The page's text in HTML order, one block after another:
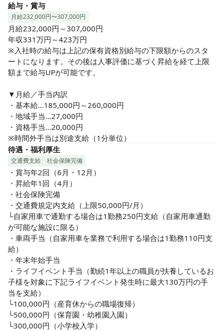
給与・賞与
月給232,000円〜307,000円
月給232,000円～307,000円
年収331万円～423万円
※入社時の給与は上記の保有資格別給与の下限額からのスタ
ートになります。その後は人事評価に基づく昇給を経て上限
額まで給与UPが可能です。
▼月給／手当内訳
・基本給…185,000円～260,000円
・地域手当…27,000円
・資格手当…20,000円
※時間外手当は別途支給（1分単位）
待遇・福利厚生
交通費支給 社会保険完備
・賞与年2回（6月・12月）
・昇給年1回（4月）
・社会保険完備
・交通費規定内支給（上限50,000円/月）
└自家用車で通勤する場合は1勤務250円支給（自家用車通勤
が可能な施設に限る）
・車両手当（自家用車を業務で利用する場合は1勤務110円支
給）
・年末年始手当
・ライフイベント手当（勤続1年以上の職員が扶養しているお
子様を対象に下記ライフイベント発生時に最大130万円の手
当を支給）
└100,000円（産育休からの職場復帰）
└500,000円（保育園・幼稚園入園）
└300,000円（小学校入学）